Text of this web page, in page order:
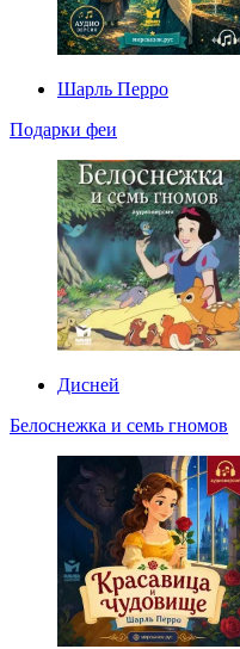
Шарль Перро
Подарки феи
Дисней
Белоснежка и семь гномов